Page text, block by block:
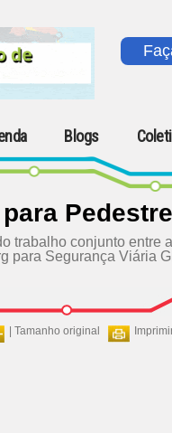
Blogs
trabalho conjunto entre
para Segurança Viária
Tamanho original